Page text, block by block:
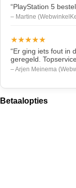
“PlayStation 5
– Martine
★★★★★
“Er ging iets fout in
geregeld.
– Arjen Meinema
Betaalopties